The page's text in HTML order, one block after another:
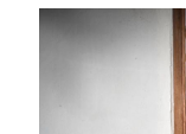
Image